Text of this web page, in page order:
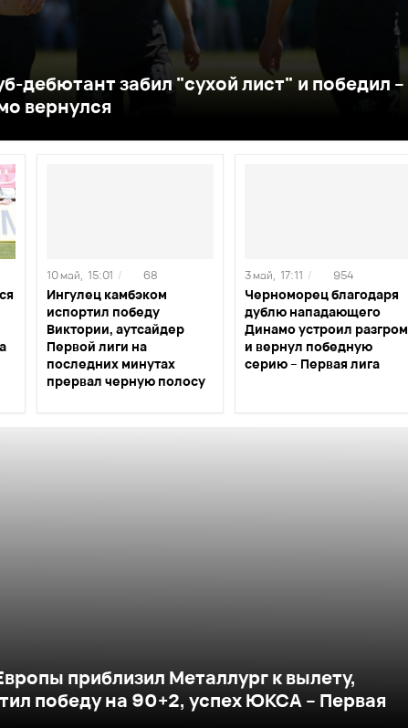
дебютант забил "сухой лист" и победил –
вернулся
Ингулец камбэком
испортил победу
Виктории, аутсайдер
Первой лиги на
последних минутах
прервал черную полосу
10 май, 15:01 / 68
Черноморец благодаря
дублю нападающего
Динамо устроил разгром
и вернул победную
серию – Первая лига
3 май, 17:11 / 954
приблизил Металлург к вылету,
победу на 90+2, успех ЮКСА – Первая